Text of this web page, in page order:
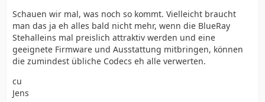
Schauen wir mal, was noch so kommt. Vielleicht braucht
man das ja eh alles bald nicht mehr, wenn die BlueRay
Stehalleins mal preislich attraktiv werden und eine
geeignete Firmware und Ausstattung mitbringen, können
die zumindest übliche Codecs eh alle verwerten.
cu
Jens